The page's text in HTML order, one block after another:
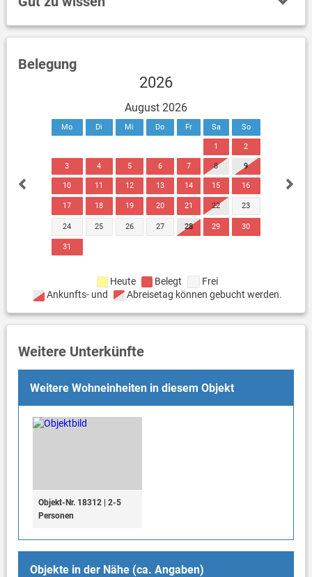
Belegung
2026
August 2026
Mo Di Mi Do Fr Sa So
1 2
3 4 5 6 7 8 9
10 11 12 13 14 15 16
17 18 19 20 21 22 23
24 25 26 27 28 29 30
31
Heute Belegt
Frei
Ankunfts- und
Abreisetag können gebucht werden.
Weitere Unterkünfte
Weitere Wohneinheiten in diesem Objekt
Objekt-Nr. 18312 | 2-5
Personen
Objekte in der Nähe (ca. Angaben)